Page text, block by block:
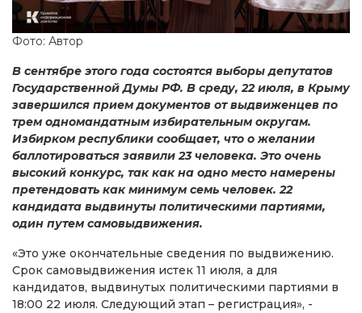
Фото: Автор
В сентябре этого года состоятся выборы депутатов
Государственной Думы РФ. В среду, 22 июля, в Крыму
завершился прием документов от выдвиженцев по
трем одномандатным избирательным округам.
Избирком республики сообщает, что о желании
баллотироваться заявили 23 человека. Это очень
высокий конкурс, так как на одно место намерены
претендовать как минимум семь человек. 22
кандидата выдвинуты политическими партиями,
один путем самовыдвижения.
«Это уже окончательные сведения по выдвижению.
Срок самовыдвижения истек 11 июля, а для
кандидатов, выдвинутых политическими партиями в
18:00 22 июля. Следующий этап – регистрация», -